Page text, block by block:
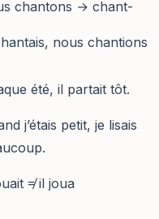
chantons → chant-
nous chantions
été, il partait tôt.
j’étais petit, je lisais
≠ il joua